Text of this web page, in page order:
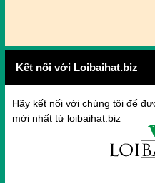
Kết nối với Loibaihat.biz
Hãy kết nối với chúng tôi để
mới nhất từ loibaihat.biz